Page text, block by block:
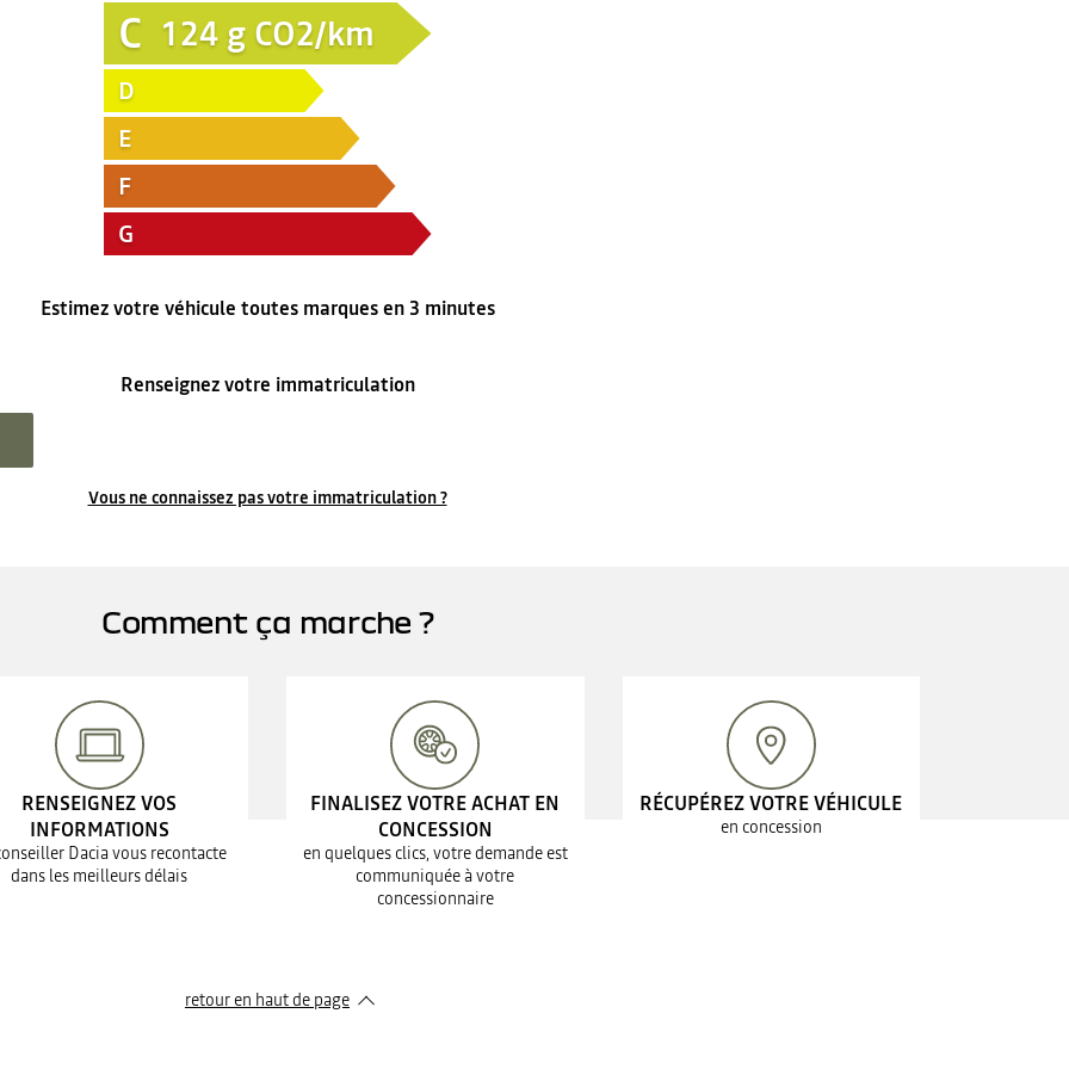
C 124 g CO2/km
D
E
F
G
Estimez votre véhicule toutes marques en 3 minutes
Renseignez votre immatriculation
Vous ne connaissez pas votre immatriculation ?
Comment ça marche ?
RENSEIGNEZ VOS
INFORMATIONS
Dacia vous recontacte
dans les meilleurs délais
FINALISEZ VOTRE ACHAT EN
CONCESSION
en quelques clics, votre demande est
communiquée à votre
concessionnaire
RÉCUPÉREZ VOTRE VÉHICULE
en concession
retour en haut de page​